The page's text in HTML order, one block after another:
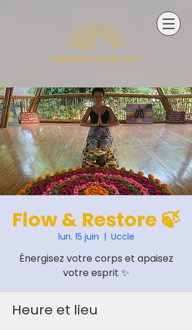
Flow & Restore 🍃
lun. 15 juin
  |
Uccle
Énergisez votre corps et apaisez
votre esprit ✨
Heure et lieu